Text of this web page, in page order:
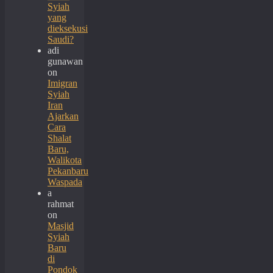
Syiah
yang
dieksekusi
Saudi?
adi
gunawan
on
Imigran
Syiah
Iran
Ajarkan
Cara
Shalat
Baru,
Walikota
Pekanbaru
Waspada
a
rahmat
on
Masjid
Syiah
Baru
di
Pondok